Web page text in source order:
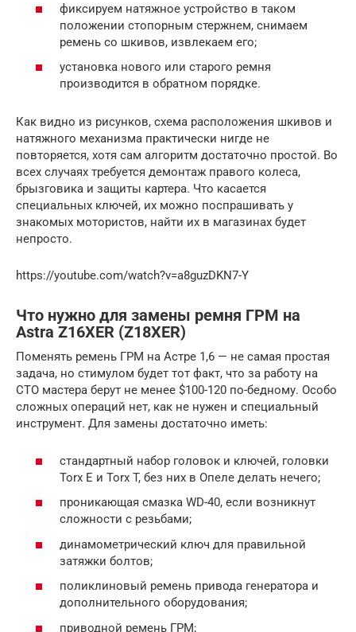
фиксируем натяжное устройство в таком
положении стопорным стержнем, снимаем
ремень со шкивов, извлекаем его;
установка нового или старого ремня
производится в обратном порядке.
Как видно из рисунков, схема расположения шкивов и
натяжного механизма практически нигде не
повторяется, хотя сам алгоритм достаточно простой. Во
всех случаях требуется демонтаж правого колеса,
брызговика и защиты картера. Что касается
специальных ключей, их можно поспрашивать у
знакомых мотористов, найти их в магазинах будет
непросто.
https://youtube.com/watch?v=a8guzDKN7-Y
Что нужно для замены ремня ГРМ на
Astra Z16XER (Z18XER)
Поменять ремень ГРМ на Астре 1,6 — не самая простая
задача, но стимулом будет тот факт, что за работу на
СТО мастера берут не менее $100-120 по-бедному. Особо
сложных операций нет, как не нужен и специальный
инструмент. Для замены достаточно иметь:
стандартный набор головок и ключей, головки
Torx E и Torx T, без них в Опеле делать нечего;
проникающая смазка WD-40, если возникнут
сложности с резьбами;
динамометрический ключ для правильной
затяжки болтов;
поликлиновый ремень привода генератора и
дополнительного оборудования;
приводной ремень ГРМ;